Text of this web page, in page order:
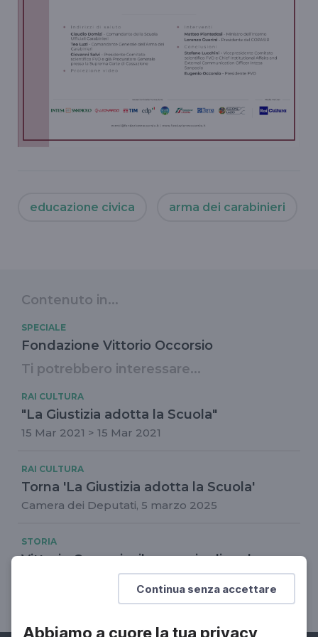
Continua senza accettare
Abbiamo a cuore la tua privacy
educazione civica arma dei carabinieri
Contenuto in...
SPECIALE
Fondazione Vittorio Occorsio
Ti potrebbero interessare...
RAI CULTURA
"La Giustizia adotta la Scuola"
15 Mar 2021 > 15 Mar 2021
RAI CULTURA
Torna 'La Giustizia adotta la Scuola'
Camera dei Deputati, 5 marzo 2025
STORIA
Vittorio Occorsio, il coraggio di andare